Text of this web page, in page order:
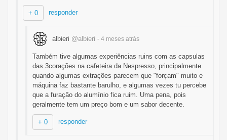
+ 0 responder
albieri @albieri - 4 meses atrás
Também tive algumas experiências ruins com as capsulas
das 3corações na cafeteira da Nespresso, principalmente
quando algumas extrações parecem que "forçam" muito e
máquina faz bastante barulho, e algumas vezes tu percebe
que a furação do alumínio fica ruim. Uma pena, pois
geralmente tem um preço bom e um sabor decente.
+ 0 responder